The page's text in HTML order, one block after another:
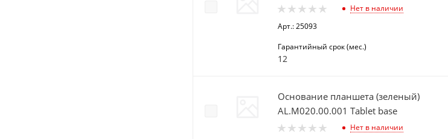
Нет в наличии
Арт.: 25093
Гарантийный срок (мес.)
12
Основание планшета (зеленый)
AL.M020.00.001 Tablet base
Нет в наличии